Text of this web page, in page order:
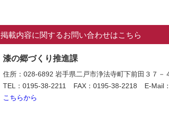
掲載内容に関するお問い合わせはこちら
漆の郷づくり推進課
住所：028-6892 岩手県二戸市浄法寺町下前田３７－
TEL：0195-38-2211
FAX：0195-38-2218
E-Mail：
こちらから